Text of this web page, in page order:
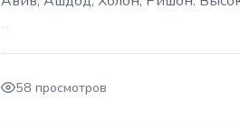
...
58 просмотров